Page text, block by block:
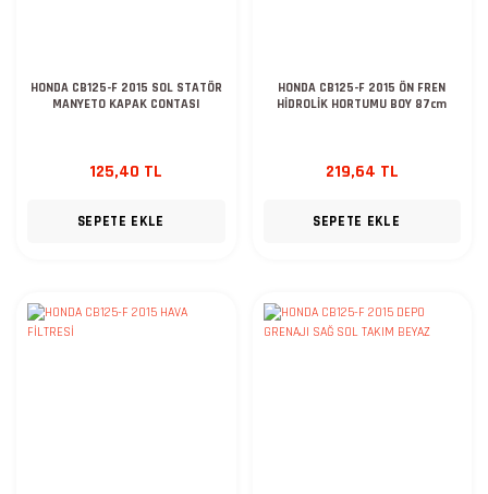
HONDA CB125-F 2015 SOL STATÖR
MANYETO KAPAK CONTASI
125,40 TL
SEPETE EKLE
HONDA CB125-F 2015 ÖN FREN
HİDROLİK HORTUMU BOY 87cm
219,64 TL
SEPETE EKLE